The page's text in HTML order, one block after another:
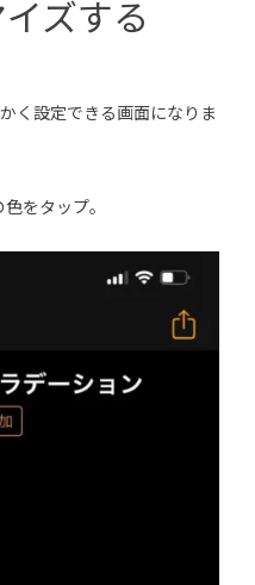
ズする
く設定できる画面になりま
をタップ。